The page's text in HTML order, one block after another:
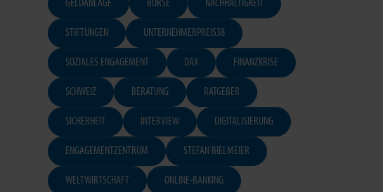
GELDANLAGE BÖRSE NACHHALTIGKEIT
STIFTUNGEN UNTERNEHMERPREIS38
SOZIALES ENGAGEMENT DAX FINANZKRISE
SCHWEIZ BERATUNG RATGEBER
SICHERHEIT INTERVIEW DIGITALISIERUNG
ENGAGEMENTZENTRUM STEFAN BIELMEIER
WELTWIRTSCHAFT ONLINE-BANKING